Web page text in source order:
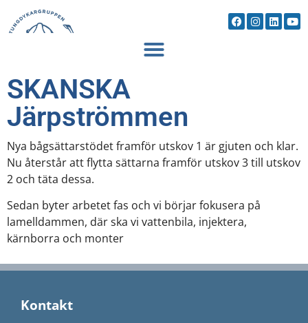
SKANSKA
Järpströmmen
Nya bågsättarstödet framför utskov 1 är gjuten och klar.
Nu återstår att flytta sättarna framför utskov 3 till utskov
2 och täta dessa.
Sedan byter arbetet fas och vi börjar fokusera på
lamelldammen, där ska vi vattenbila, injektera,
kärnborra och monter
Kontakt